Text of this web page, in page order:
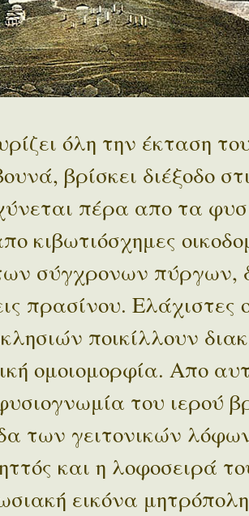
όλη την έκταση
βρίσκει διέξοδο
πέρα απο τα
κιβωτιόσχημες
σύγχρονων πύργων,
πρασίνου.
ποικίλλουν
ομοιομορφία. Απο
του ιερού
των γειτονικών
και η λοφοσειρά
εικόνα